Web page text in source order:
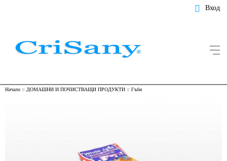
Вход
Начало ДОМАШНИ И ПОЧИСТВАЩИ ПРОДУКТИ Гъби